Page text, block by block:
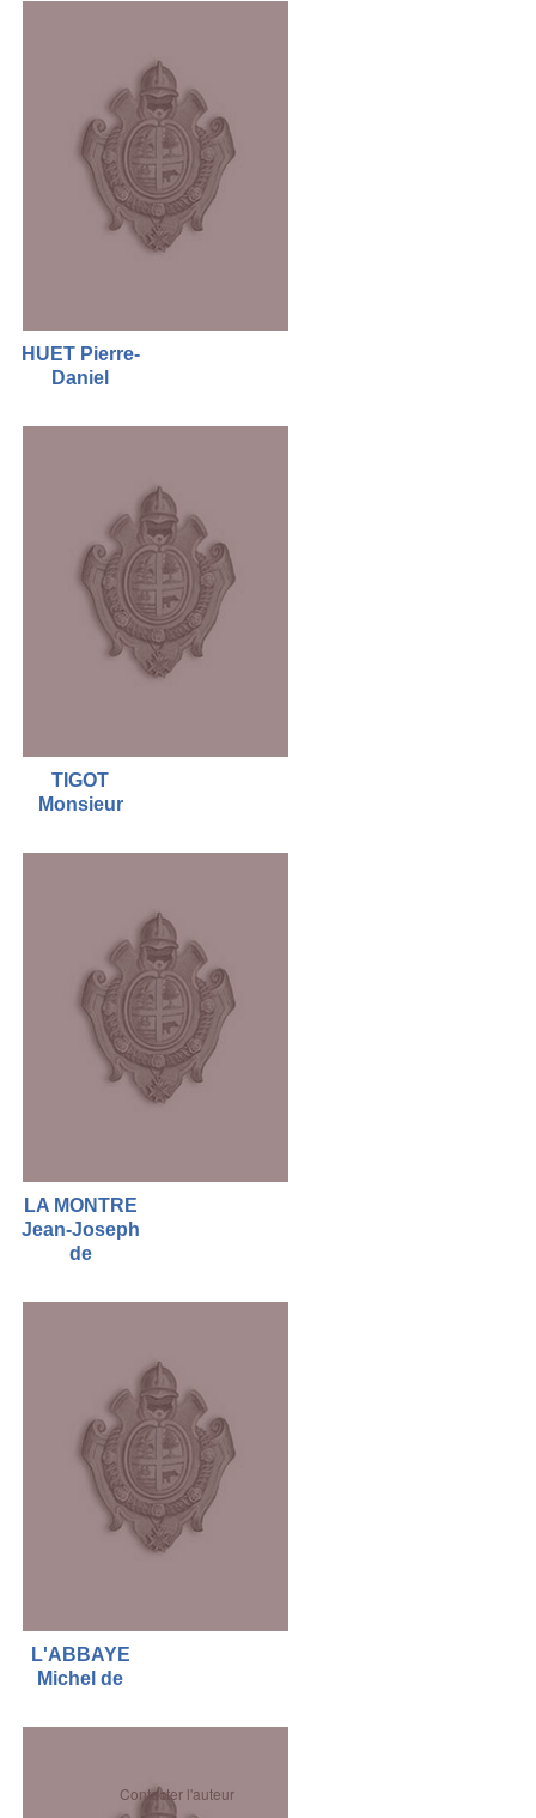
HUET Pierre-
Daniel
TIGOT
Monsieur
LA MONTRE
Jean-Joseph
de
L'ABBAYE
Michel de
Contacter l'auteur